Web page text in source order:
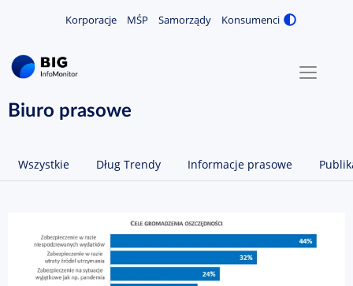
Korporacje MŚP Samorządy Konsumenci
MENU
O NAS
KONTAKT
Biuro prasowe
Wszystkie Dług Trendy Informacje prasowe